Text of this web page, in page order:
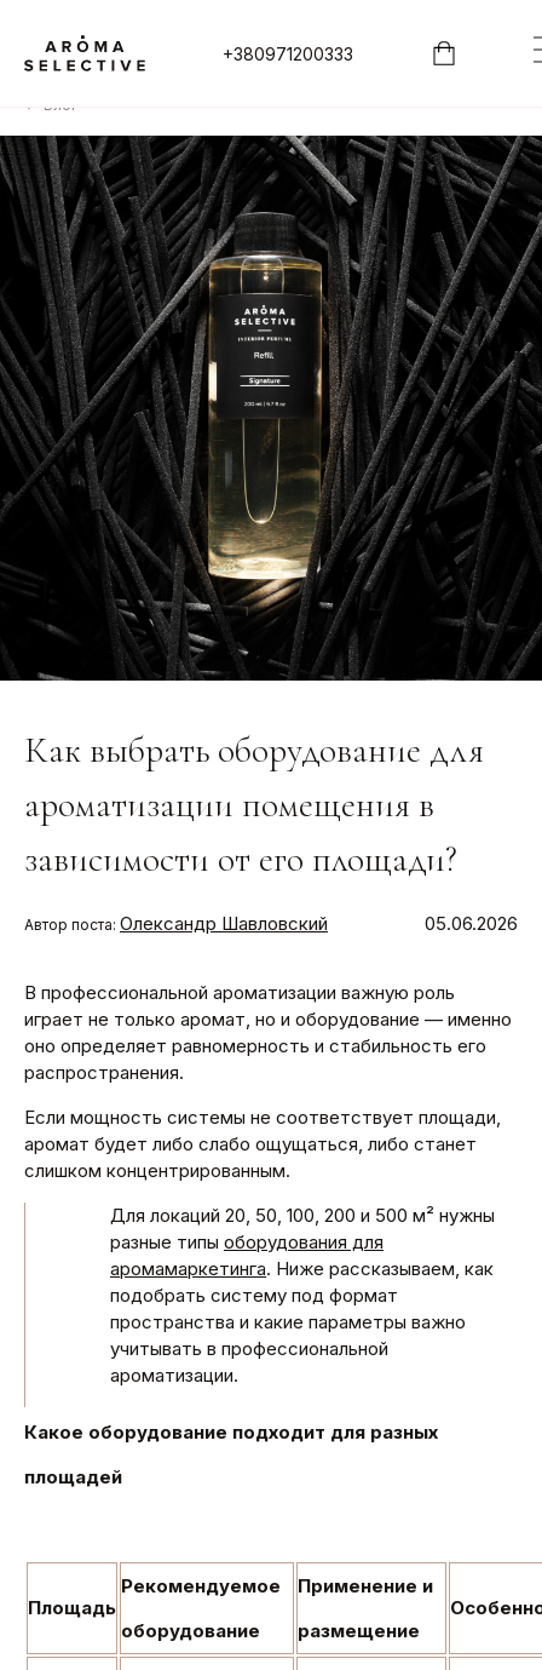
+380971200333
Блог
Как выбрать оборудование для
ароматизации помещения в
зависимости от его площади?
Автор поста: Олександр Шавловский 05.06.2026
В профессиональной ароматизации важную роль
играет не только аромат, но и оборудование — именно
оно определяет равномерность и стабильность его
распространения.
Если мощность системы не соответствует площади,
аромат будет либо слабо ощущаться, либо станет
слишком концентрированным.
Для локаций 20, 50, 100, 200 и 500 м² нужны
разные типы оборудования для
аромамаркетинга. Ниже рассказываем, как
подобрать систему под формат
пространства и какие параметры важно
учитывать в профессиональной
ароматизации.
Какое оборудование подходит для разных
площадей
Площадь
Рекомендуемое
оборудование
Применение и
размещение